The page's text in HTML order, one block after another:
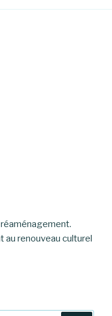
au renouveau culturel